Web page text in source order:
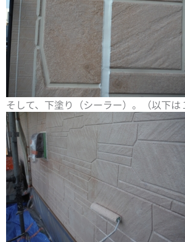
そして、下塗り（シーラー）。（以下は